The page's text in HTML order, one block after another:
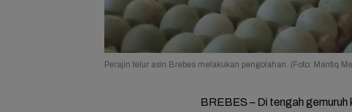
Perajin telur asin Brebes melakukan pengolahan. (Foto: Mantiq
BREBES – Di tengah gemuruh